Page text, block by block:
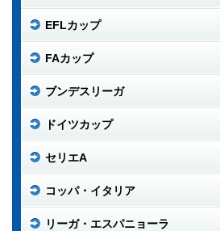
EFLカップ
FAカップ
ブンデスリーガ
ドイツカップ
セリエA
コッパ・イタリア
リーガ・エスパニョーラ